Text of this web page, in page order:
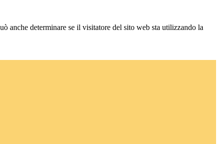
anche determinare se il visitatore del sito web sta utilizzando la